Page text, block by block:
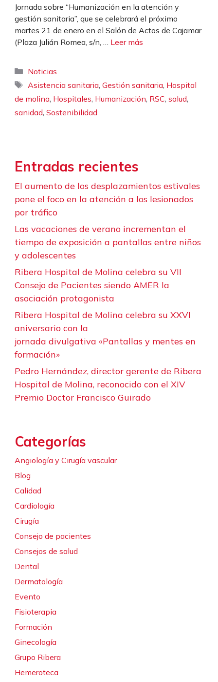
Jornada sobre “Humanización en la atención y
gestión sanitaria”, que se celebrará el próximo
martes 21 de enero en el Salón de Actos de Cajamar
(Plaza Julián Romea, s/n, … Leer más
Categorías
Noticias
Etiquetas
Asistencia sanitaria,Gestión sanitaria, Hospital
de molina, Hospitales, Humanización, RSC, salud,
sanidad, Sostenibilidad
Entradas recientes
El aumento de los desplazamientos estivales
pone el foco en la atención a los lesionados
por tráfico
Las vacaciones de verano incrementan el
tiempo de exposición a pantallas entre niños
y adolescentes
Ribera Hospital de Molina celebra su VII
Consejo de Pacientes siendo AMER la
asociación protagonista
Ribera Hospital de Molina celebra su XXVI
aniversario con la
jornada divulgativa «Pantallas y mentes en
formación»
Pedro Hernández, director gerente de Ribera
Hospital de Molina, reconocido con el XIV
Premio Doctor Francisco Guirado
Categorías
Angiología y Cirugía vascular
Blog
Calidad
Cardiología
Cirugía
Consejo de pacientes
Consejos de salud
Dental
Dermatología
Evento
Fisioterapia
Formación
Ginecología
Grupo Ribera
Hemeroteca